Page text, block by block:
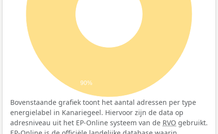
90%
Bovenstaande grafiek toont het aantal adressen per type
energielabel in Kanariegeel. Hiervoor zijn de data op
adresniveau uit het EP-Online systeem van de RVO gebruikt.